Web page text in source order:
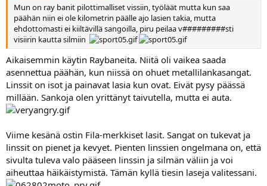
Mun on ray banit pilottimalliset vissiin, työläät mutta kun saa
päähän niin ei ole kilometrin päälle ajo lasien takia, mutta
ehdottomasti ei kiiltävillä sangoilla, piru peilaa v#########sti
visiirin kautta silmiin
Aikaisemmin käytin Raybaneita. Niitä oli vaikea saada
asennettua päähän, kun niissä on ohuet metallilankasangat.
Linssit on isot ja painavat lasia kun ovat. Eivät pysy päässä
millään. Sankoja olen yrittänyt taivutella, mutta ei auta.
Viime kesänä ostin Fila-merkkiset lasit. Sangat on tukevat ja
linssit on pienet ja kevyet. Pienten linssien ongelmana on, että
sivulta tuleva valo pääseen linssin ja silmän väliin ja voi
aiheuttaa häikäistymistä. Tämän kyllä tiesin laseja valitessani.